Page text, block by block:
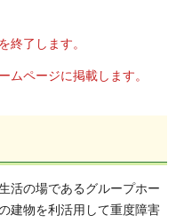
終了します。
ムページに掲載します。
活の場であるグループホー
建物を利活用して重度障害